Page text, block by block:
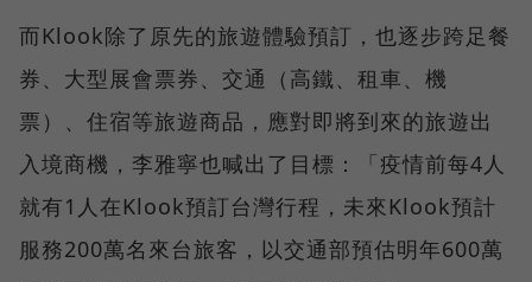
而Klook除了原先的旅遊體驗預訂，也逐步跨足餐
券、大型展會票券、交通（高鐵、租車、機
票）、住宿等旅遊商品，應對即將到來的旅遊出
入境商機，李雅寧也喊出了目標：「疫情前每4人
就有1人在Klook預訂台灣行程，未來Klook預計
服務200萬名來台旅客，以交通部預估明年600萬